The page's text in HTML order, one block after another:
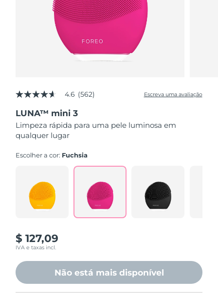
4.6
5
estrelas,
valor
médio
avaliação.
Read
abre
mesma
4.6 (562) Escreva uma avaliação
LUNA™ mini 3
Limpeza rápida para uma pele luminosa em
qualquer lugar
Escolher a cor: Fuchsia
$ 127,09
IVA e taxas incl.
Não está mais disponível